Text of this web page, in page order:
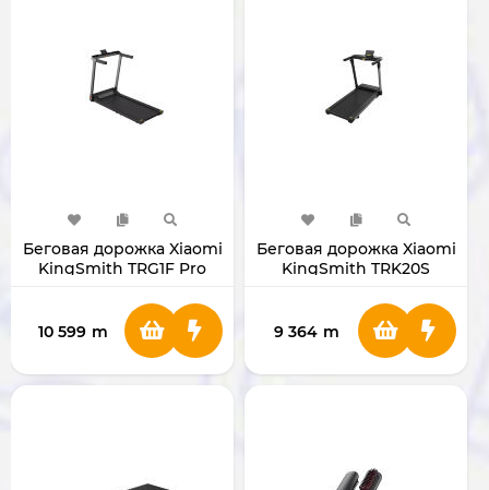
Беговая дорожка Xiaomi
KingSmith TRG1F Pro
10 599 m
Беговая дорожка Xiaomi
KingSmith TRK20S
9 364 m